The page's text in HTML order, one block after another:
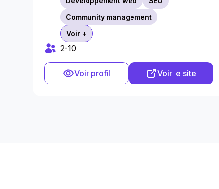
Community management
Voir +
2-10
Voir profil Voir le site